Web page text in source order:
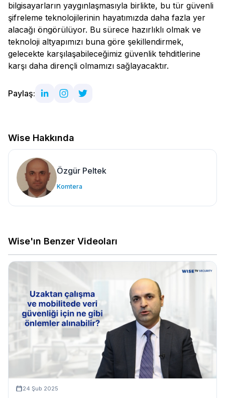
bilgisayarların yaygınlaşmasıyla birlikte, bu tür güvenli
şifreleme teknolojilerinin hayatımızda daha fazla yer
alacağı öngörülüyor. Bu sürece hazırlıklı olmak ve
teknoloji altyapımızı buna göre şekillendirmek,
gelecekte karşılaşabileceğimiz güvenlik tehditlerine
karşı daha dirençli olmamızı sağlayacaktır.
Paylaş:
Wise Hakkında
Özgür Peltek
Komtera
Wise'ın Benzer Videoları
24 Şub 2025